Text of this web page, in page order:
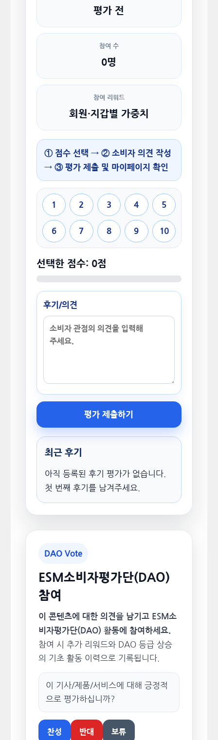
평가 전
참여 수
0명
참여 리워드
회원·지갑별 가중치
① 점수 선택 → ② 소비자 의견 작성
→ ③ 평가 제출 및 마이페이지 확인
1 2 3 4 5
6 7 8 9 10
선택한 점수: 0점
후기/의견
평가 제출하기
최근 후기
아직 등록된 후기 평가가 없습니다.
첫 번째 후기를 남겨주세요.
DAO Vote
ESM소비자평가단(DAO)
참여
이 콘텐츠에 대한 의견을 남기고 ESM소
비자평가단(DAO) 활동에 참여하세요.
참여 시 추가 리워드와 DAO 등급 상승
의 기초 활동 이력으로 기록됩니다.
이 기사/제품/서비스에 대해 긍정적
으로 평가하십니까?
찬성 반대 보류